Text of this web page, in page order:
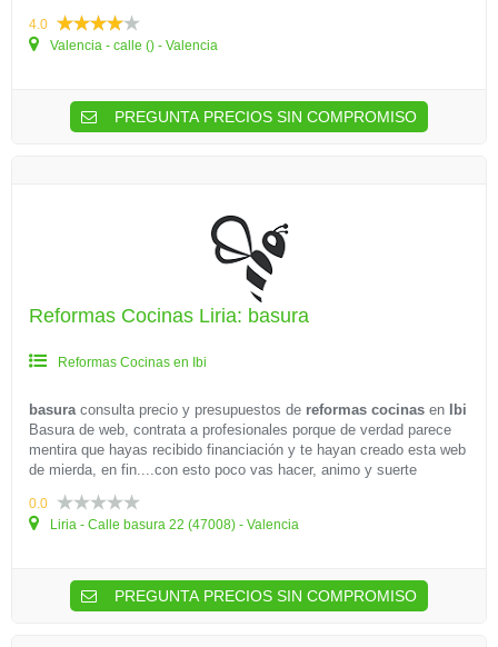
4.0
Valencia - calle () - Valencia
PREGUNTA PRECIOS SIN COMPROMISO
Reformas Cocinas Liria: basura
Reformas Cocinas en Ibi
basuraconsulta precio y presupuestos de reformas cocinas en
Ibi
Basura de web, contrata a profesionales porque de verdad parece
mentira que hayas recibido financiación y te hayan creado esta web
de mierda, en fin....con esto poco vas hacer, animo y suerte
0.0
Liria - Calle basura 22 (47008) - Valencia
PREGUNTA PRECIOS SIN COMPROMISO